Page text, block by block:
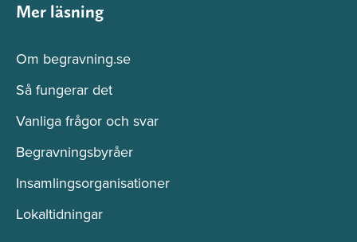
Mer läsning
Om begravning.se
Så fungerar det
Vanliga frågor och svar
Begravningsbyråer
Insamlingsorganisationer
Lokaltidningar